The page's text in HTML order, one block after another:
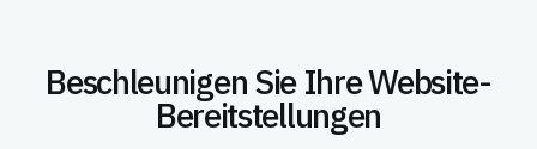
Beschleunigen Sie Ihre Website-
Bereitstellungen